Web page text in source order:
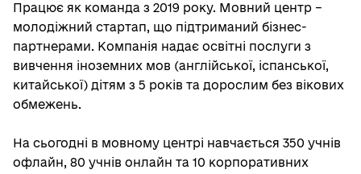
Працює як команда з 2019 року. Мовний центр –
молодіжний стартап, що підтриманий бізнес-
партнерами. Компанія надає освітні послуги з
вивчення іноземних мов (англійської, іспанської,
китайської) дітям з 5 років та дорослим без вікових
обмежень.
На сьогодні в мовному центрі навчається 350 учнів
офлайн, 80 учнів онлайн та 10 корпоративних